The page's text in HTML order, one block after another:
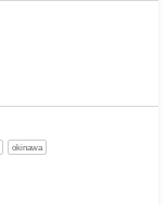
okinawa